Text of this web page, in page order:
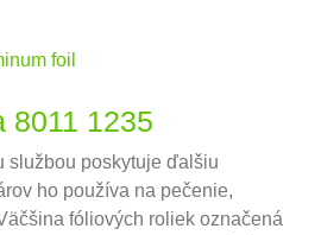
8011 1235
službou poskytuje ďalšiu
ho používa na pečenie,
fóliových roliek označená